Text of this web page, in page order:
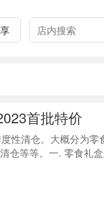
首批特价
性清仓。大概分为零
仓等等。一. 零食礼
需要清仓处理。基本
季保暖被很多款保暖